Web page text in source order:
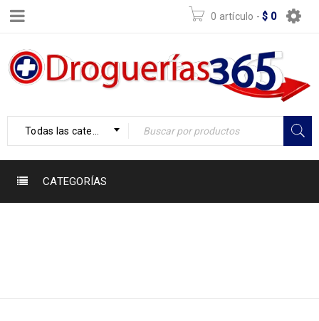
0 artículo - $ 0
Todas las categorías
CATEGORÍAS